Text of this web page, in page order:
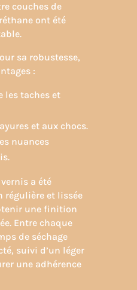
couches de
ont été
sa robustesse,
:
les taches et
et aux chocs.
nuances
a été
régulière et lissée
une finition
Entre chaque
de séchage
suivi d’un léger
une adhérence